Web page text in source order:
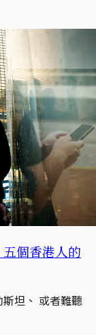
個香港人的
斯坦、 或者難聽